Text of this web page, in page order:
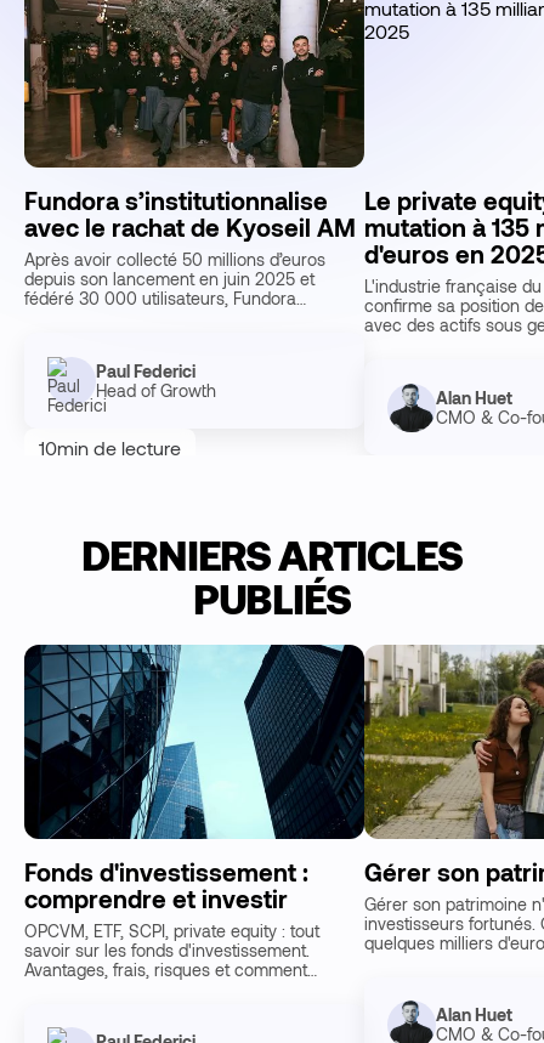
Fundora s’institutionnalise
avec le rachat de Kyoseil AM
Après avoir collecté 50 millions d’euros
depuis son lancement en juin 2025 et
fédéré 30 000 utilisateurs, Fundora
Paul Federici
Head of Growth
10min de lecture
Le private
mutation à 135
d'euros en
L'industrie française
confirme sa position
avec des actifs sous
Alan Huet
CMO & Co-
DERNIERS ARTICLES
PUBLIÉS
Fonds d'investissement :
comprendre et investir
OPCVM, ETF, SCPI, private equity : tout
savoir sur les fonds d'investissement.
Avantages, frais, risques et comment
Gérer son
Gérer son patrimoine
investisseurs fortunés.
quelques milliers
Alan Huet
CMO & Co-